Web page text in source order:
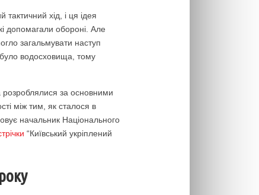
хід, і ця ідея
допомагали обороні. Але
загальмувати наступ
водосховища, тому
розроблялися за основними
між тим, як сталося в
начальник Національного
“Київський укріплений